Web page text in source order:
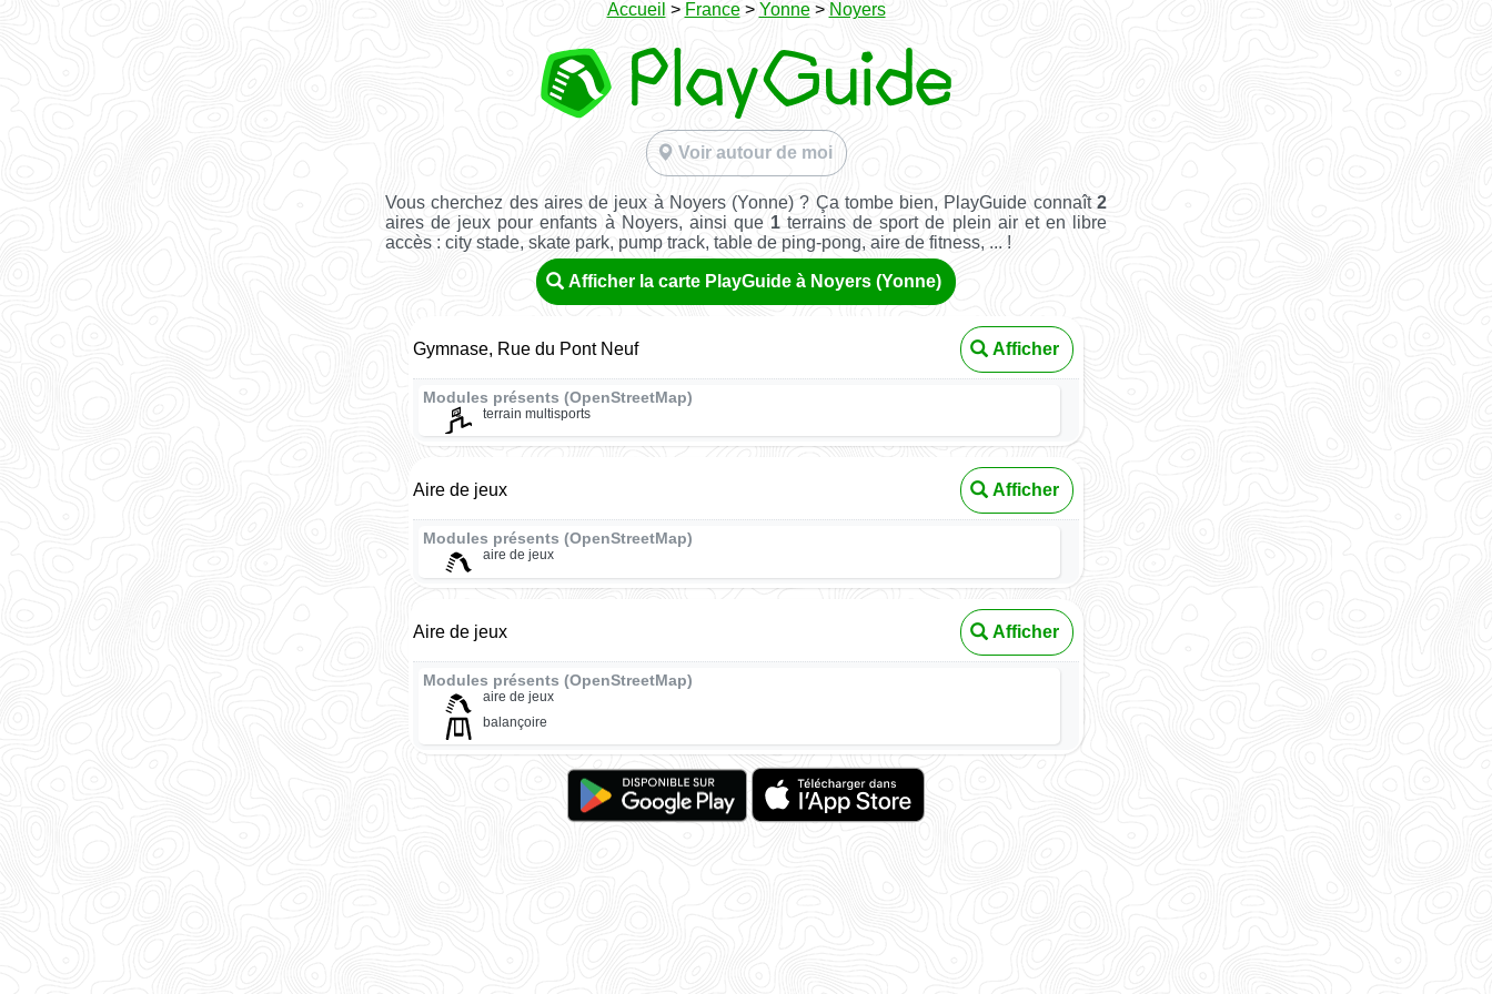
Accueil > France> Yonne> Noyers
Voir autour de moi
Vous cherchez des aires de jeux à Noyers (Yonne) ? Ça tombe bien, PlayGuide connaît 2
aires de jeux pour enfants à Noyers, ainsi que 1 terrains de sport de plein air et en libre
accès : city stade, skate park, pump track, table de ping-pong, aire de fitness, ... !
Afficher la carte PlayGuide à Noyers (Yonne)
Gymnase, Rue du Pont Neuf Afficher
Modules présents (OpenStreetMap)
terrain multisports
Aire de jeux Afficher
Modules présents (OpenStreetMap)
aire de jeux
Aire de jeux Afficher
Modules présents (OpenStreetMap)
aire de jeux
balançoire